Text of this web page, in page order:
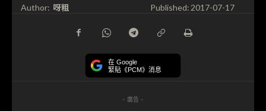
Author: 呀粗 Published:2017-07-17
在 Google
緊貼《PCM》消息
- 廣告 -